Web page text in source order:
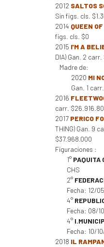
2012 SALTOS
Sin figs. cls.
2014 QUEEN
figs. cls. $0
2015 I'M A
DIA) Gan. 2
Madre de:
2020 MI
Gan. 1
2016
carr.
2017 PERICO
THING) Gan. 9
$37.968.000
Figuraciones :
1° PAQUITA
CHS
2°
Fecha: 12/
4°
Fecha: 08/
4°
Fecha: 10/
2018 IL